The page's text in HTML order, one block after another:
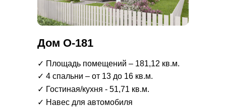
✓ Навес для автомобиля
✓ Гостиная/кухня - 51,71 кв.м.
✓ 4 спальни – от 13 до 16 кв.м.
✓ Площадь помещений – 181,12 кв.м.
Дом О-181